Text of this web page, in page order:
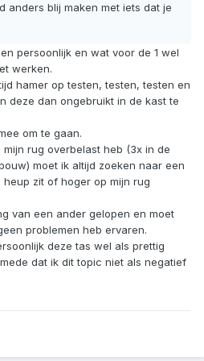
anders blij maken met iets dat je
persoonlijk en wat voor de 1 wel
werken.
hamer op testen, testen, testen en
deze dan ongebruikt in de kast te
om te gaan.
rug overbelast heb (3x in de
moet ik altijd zoeken naar een
zit of hoger op mijn rug
van een ander gelopen en moet
problemen heb ervaren.
deze tas wel als prettig
dat ik dit topic niet als negatief